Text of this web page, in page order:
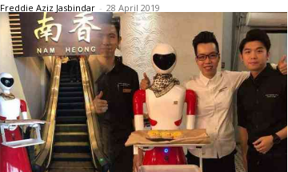
Freddie Aziz Jasbindar - 28 April 2019